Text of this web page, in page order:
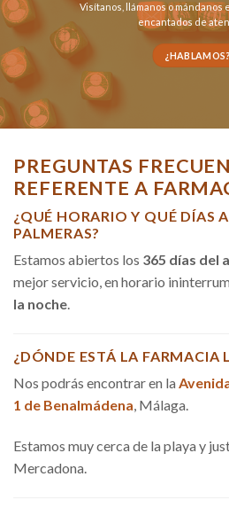
Visítanos, llámanosomándanos
encantados de
¿HABLAMOS?
PREGUNTAS
REFERENTE A
¿QUÉ HORARIO Y QUÉ DÍAS
PALMERAS?
Estamos abiertos los 365 días del
mejor servicio, en horario
la noche.
¿DÓNDE ESTÁ LA FARMACIA
Nos podrás encontrar en la
1 de Benalmádena, Málaga.
Estamos muy cerca de la playa y
Mercadona.